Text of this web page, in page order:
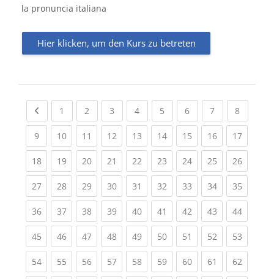
la pronuncia italiana
Hier klicken, um den Kurs zu betreten
Previous page
1 (current)
2 (current)
3 (current)
4(current)
5 (current)
6(current)
7(current)
8(current)
9(current)
10(current)
11 (current)
12(current)
13(current)
14(current)
15(current)
16(current)
17
18(current)
19(current)
20(current)
21 (current)
22(current)
23(current)
24(current)
25(current)
26
27(current)
28(current)
29(current)
30(current)
31 (current)
32(current)
33(current)
34(current)
35
36(current)
37(current)
38(current)
39(current)
40(current)
41 (current)
42(current)
43(current)
44
45(current)
46(current)
47(current)
48(current)
49(current)
50(current)
51 (current)
52(current)
53
54(current)
55(current)
56(current)
57(current)
58(current)
59(current)
60(current)
61 (current)
62